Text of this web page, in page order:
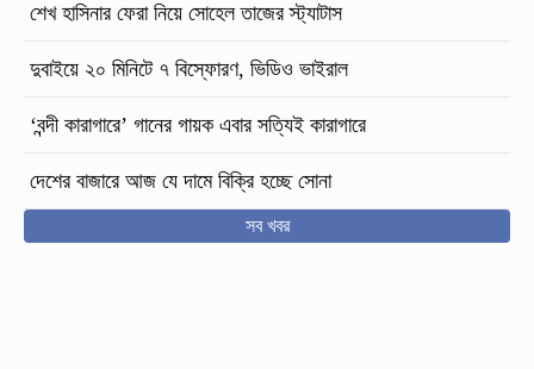
শেখ হাসিনার ফেরা নিয়ে সোহেল তাজের স্ট্যাটাস
দুবাইয়ে ২০ মিনিটে ৭ বিস্ফোরণ, ভিডিও ভাইরাল
‘বন্দী কারাগারে’ গানের গায়ক এবার সত্যিই কারাগারে
দেশের বাজারে আজ যে দামে বিক্রি হচ্ছে সোনা
সব খবর